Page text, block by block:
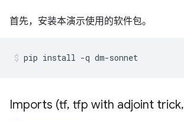
首先，安装本演示使用的软件包。
pip install -q dm-sonnet
Imports (tf, tfp with adjoint trick,